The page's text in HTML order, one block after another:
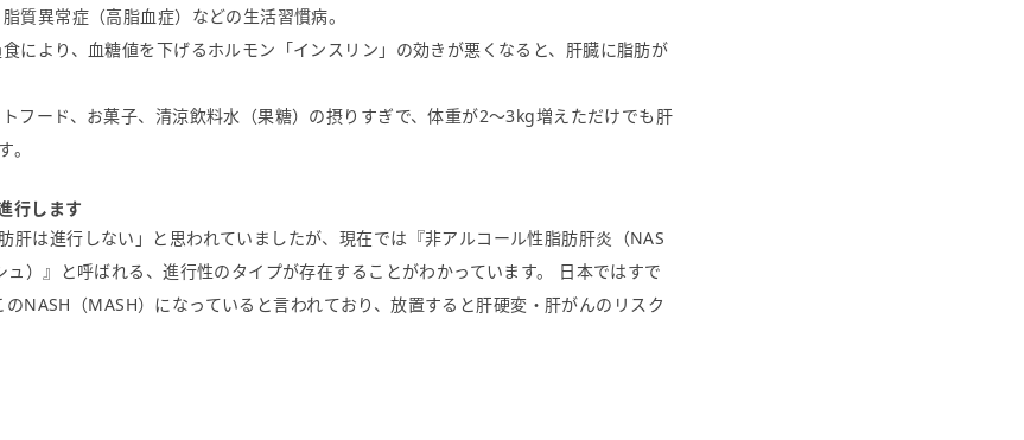
質異常症（高脂血症）などの生活習慣病。
により、血糖値を下げるホルモン「インスリン」の効きが悪くなると、肝臓に脂肪が
フード、お菓子、清涼飲料水（果糖）の摂りすぎで、体重が2〜3kg増えただけでも肝
。
行します
肝は進行しない」と思われていましたが、現在では『非アルコール性脂肪肝炎（NAS
）』と呼ばれる、進行性のタイプが存在することがわかっています。 日本ではすで
NASH（MASH）になっていると言われており、放置すると肝硬変・肝がんのリスク